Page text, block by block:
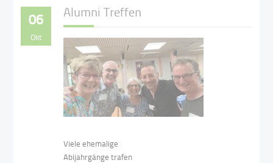
06
Okt
Alumni Treffen
Viele ehemalige
Abijahrgänge trafen